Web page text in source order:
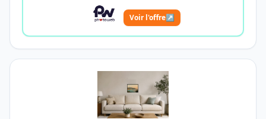
Voir l'offre↗